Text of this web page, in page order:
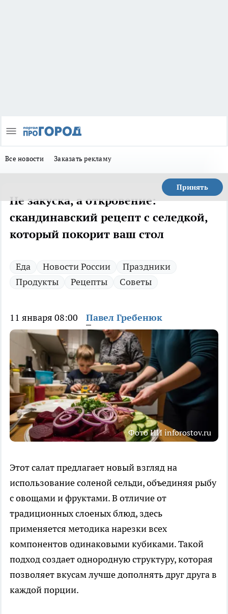
Все новости Заказать рекламу
Принять
Не закуска, а откровение:
скандинавский рецепт с селедкой,
который покорит ваш стол
Еда Новости России
Праздники
Продукты
Рецепты Советы
11 января 08:00 Павел Гребенюк
Фото ИИ inforostov.ru
Этот салат предлагает новый взгляд на
использование соленой сельди, объединяя рыбу
с овощами и фруктами. В отличие от
традиционных слоеных блюд, здесь
применяется методика нарезки всех
компонентов одинаковыми кубиками. Такой
подход создает однородную структуру, которая
позволяет вкусам лучше дополнять друг друга в
каждой порции.